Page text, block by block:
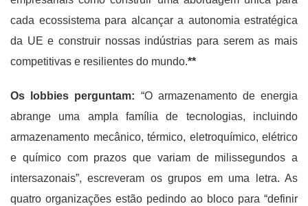
cada ecossistema para alcançar a autonomia estratégica
da UE e construir nossas indústrias para serem as mais
competitivas e resilientes do mundo.**
Os lobbies perguntam: “O armazenamento de energia
abrange uma ampla família de tecnologias, incluindo
armazenamento mecânico, térmico, eletroquímico, elétrico
e químico com prazos que variam de milissegundos a
intersazonais”, escreveram os grupos em uma letra. As
quatro organizações estão pedindo ao bloco para “definir